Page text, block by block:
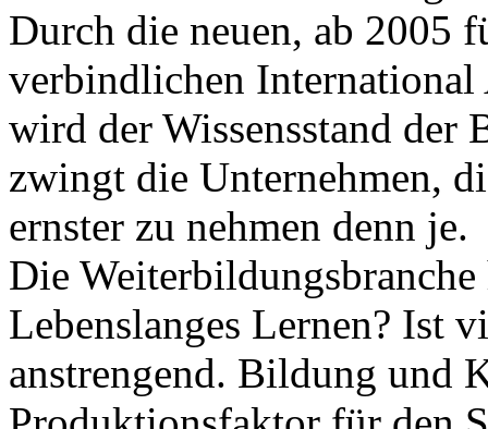
Durch die neuen, ab 2005
verbindlichen
wird der Wissensstand der
zwingt die Unternehmen,
ernster zu nehmen denn je.
Die
Lebenslanges Lernen? Ist
anstrengend. Bildung und